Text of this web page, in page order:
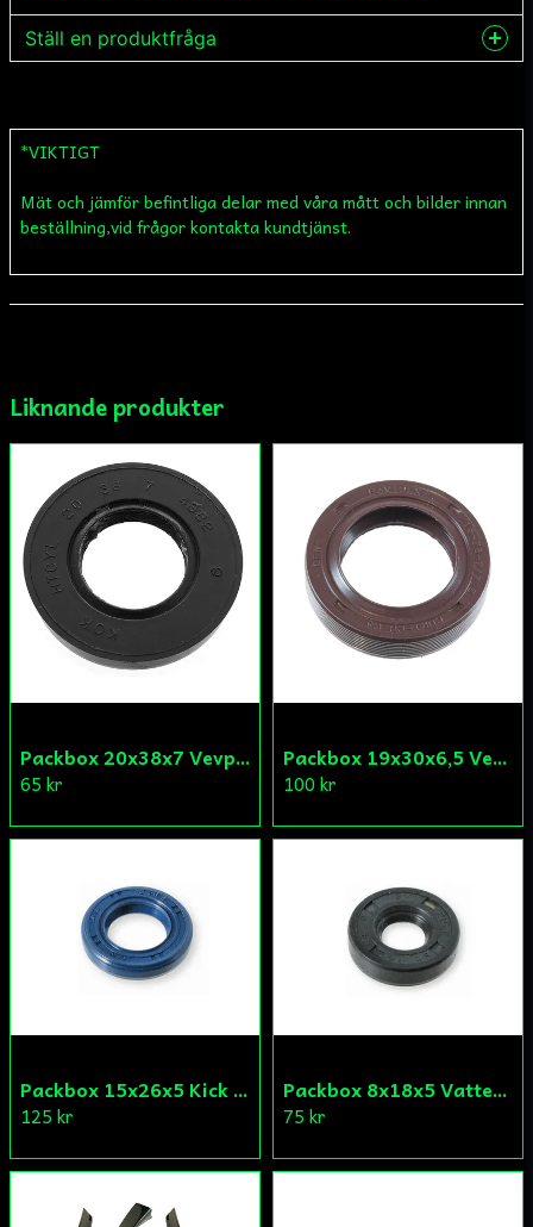
Ställ en produktfråga
name
Namn
email
Ja, ni får publicera min fråga
*VIKTIGT
Mät och jämför befintliga delar med våra mått och bilder innan
beställning,vid frågor kontakta kundtjänst.
Liknande produkter
Packbox 20x38x7 Vevparti Derbi (original)
65 kr
Packbox 19x30x6,5 Vevparti Vä Aprilia/Derbi/Gilera (original)
100 kr
Packbox 15x26x5 Kick Aprilia/Derbi/Gilera (original)
125 kr
Packbox 8x18x5 Vattenpump Aprilia/Derbi/Gilera (original)
75 kr